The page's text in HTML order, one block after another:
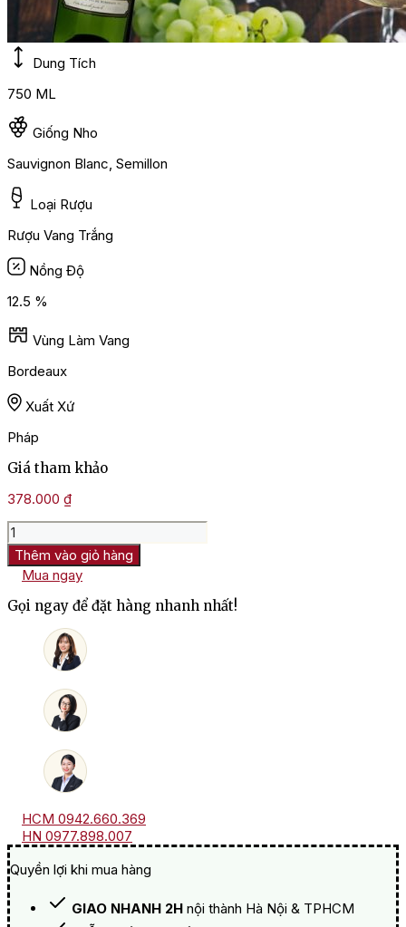
Dung Tích
750 ML
Giống Nho
Sauvignon Blanc, Semillon
Loại Rượu
Rượu Vang Trắng
Nồng Độ
12.5 %
Vùng Làm Vang
Bordeaux
Xuất Xứ
Pháp
Giá tham khảo
378.000 ₫
Rượu
Vang
Trắng
Pháp
Grand
Theatre
Bordeaux
Thêm vào giỏ hàng
Mua ngay
Gọi ngay để đặt hàng nhanh nhất!
HCM 0942.660.369
HN 0977.898.007
Quyền lợi khi mua hàng
GIAO NHANH 2H nội thành Hà Nội & TPHCM